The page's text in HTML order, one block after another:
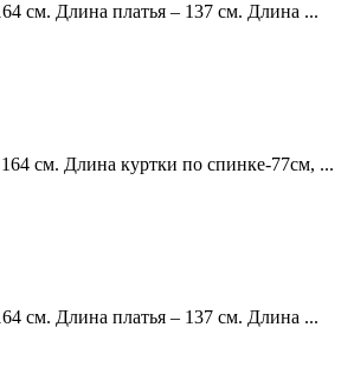
см. Длина платья – 137 см. Длина ...
см. Длина куртки по спинке-77см, ...
см. Длина платья – 137 см. Длина ...